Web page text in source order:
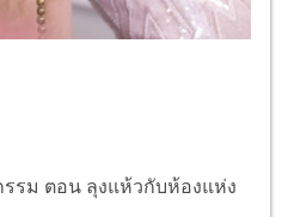
รรม ตอน ลุงแห้วกับห้องแห่ง